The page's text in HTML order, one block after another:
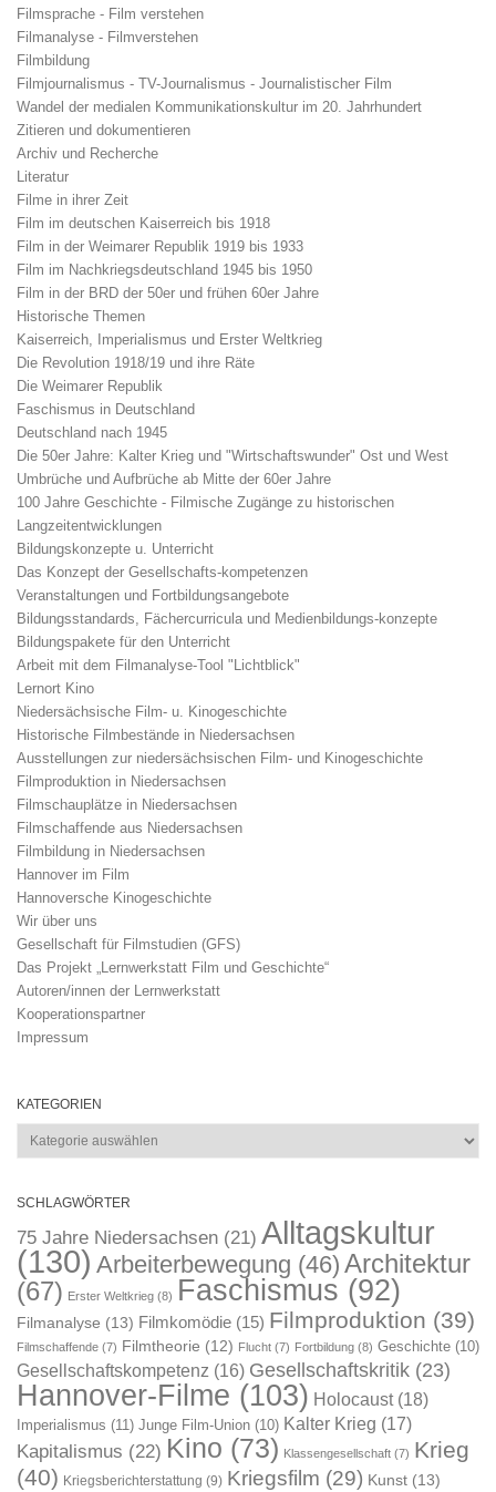
Filmsprache - Film verstehen
Filmanalyse - Filmverstehen
Filmbildung
Filmjournalismus - TV-Journalismus - Journalistischer Film
Wandel der medialen Kommunikationskultur im 20. Jahrhundert
Zitieren und dokumentieren
Archiv und Recherche
Literatur
Filme in ihrer Zeit
Film im deutschen Kaiserreich bis 1918
Film in der Weimarer Republik 1919 bis 1933
Film im Nachkriegsdeutschland 1945 bis 1950
Film in der BRD der 50er und frühen 60er Jahre
Historische Themen
Kaiserreich, Imperialismus und Erster Weltkrieg
Die Revolution 1918/19 und ihre Räte
Die Weimarer Republik
Faschismus in Deutschland
Deutschland nach 1945
Die 50er Jahre: Kalter Krieg und "Wirtschaftswunder" Ost und West
Umbrüche und Aufbrüche ab Mitte der 60er Jahre
100 Jahre Geschichte - Filmische Zugänge zu historischen
Langzeitentwicklungen
Bildungskonzepte u. Unterricht
Das Konzept der Gesellschafts-kompetenzen
Veranstaltungen und Fortbildungsangebote
Bildungsstandards, Fächercurricula und Medienbildungs-konzepte
Bildungspakete für den Unterricht
Arbeit mit dem Filmanalyse-Tool "Lichtblick"
Lernort Kino
Niedersächsische Film- u. Kinogeschichte
Historische Filmbestände in Niedersachsen
Ausstellungen zur niedersächsischen Film- und Kinogeschichte
Filmproduktion in Niedersachsen
Filmschauplätze in Niedersachsen
Filmschaffende aus Niedersachsen
Filmbildung in Niedersachsen
Hannover im Film
Hannoversche Kinogeschichte
Wir über uns
Gesellschaft für Filmstudien (GFS)
Das Projekt „Lernwerkstatt Film und Geschichte“
Autoren/innen der Lernwerkstatt
Kooperationspartner
Impressum
KATEGORIEN
Kategorien
SCHLAGWÖRTER
75 Jahre Niedersachsen (21) Alltagskultur
(130) Arbeiterbewegung (46) Architektur
(67) Erster Weltkrieg (8) Faschismus (92)
Filmanalyse (13) Filmkomödie (15) Filmproduktion (39)
Filmschaffende (7) Filmtheorie (12) Flucht (7) Fortbildung (8) Geschichte (10)
Gesellschaftskompetenz (16) Gesellschaftskritik (23)
Hannover-Filme (103) Holocaust(18)
Imperialismus (11) Junge Film-Union (10) Kalter Krieg (17)
Kapitalismus (22) Kino (73) Klassengesellschaft (7) Krieg
(40) Kriegsberichterstattung (9) Kriegsfilm (29) Kunst (13)